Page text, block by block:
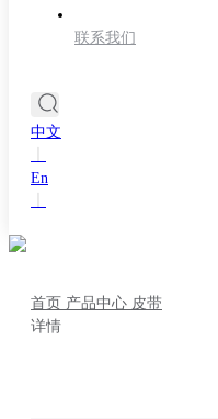
联系我们
中文
En
首页 产品中心 皮带
详情